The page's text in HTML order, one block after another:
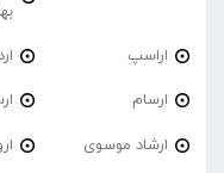
اراسپ
ارسام
ارشاد موسوی